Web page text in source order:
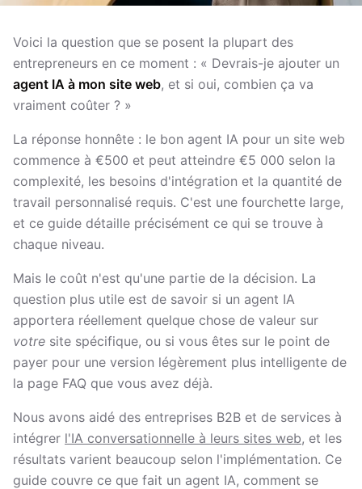
Voici la question que se posent la plupart des
entrepreneurs en ce moment : « Devrais-je ajouter un
agent IA à mon site web, et si oui, combien ça va
vraiment coûter ? »
La réponse honnête : le bon agent IA pour un site web
commence à €500 et peut atteindre €5 000 selon la
complexité, les besoins d'intégration et la quantité de
travail personnalisé requis. C'est une fourchette large,
et ce guide détaille précisément ce qui se trouve à
chaque niveau.
Mais le coût n'est qu'une partie de la décision. La
question plus utile est de savoir si un agent IA
apportera réellement quelque chose de valeur sur
votre site spécifique, ou si vous êtes sur le point de
payer pour une version légèrement plus intelligente de
la page FAQ que vous avez déjà.
Nous avons aidé des entreprises B2B et de services à
intégrer l'IA conversationnelle à leurs sites web, et les
résultats varient beaucoup selon l'implémentation. Ce
guide couvre ce que fait un agent IA, comment se